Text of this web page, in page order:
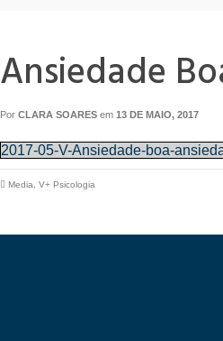
Ansiedade
Por CLARA SOARES em 13 DE MAIO, 2017
2017-05-V-Ansiedade-boa-
Media V+ Psicologia